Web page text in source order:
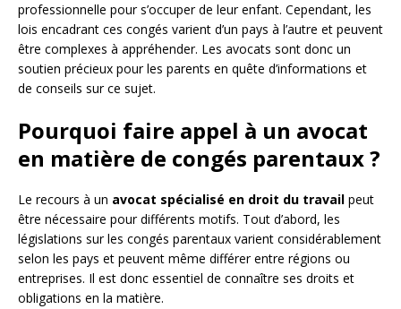
professionnelle pour s’occuper de leur enfant. Cependant, les
lois encadrant ces congés varient d’un pays à l’autre et peuvent
être complexes à appréhender. Les avocats sont donc un
soutien précieux pour les parents en quête d’informations et
de conseils sur ce sujet.
Pourquoi faire appel à un avocat
en matière de congés parentaux ?
Le recours à un avocat spécialisé en droit du travail peut
être nécessaire pour différents motifs. Tout d’abord, les
législations sur les congés parentaux varient considérablement
selon les pays et peuvent même différer entre régions ou
entreprises. Il est donc essentiel de connaître ses droits et
obligations en la matière.